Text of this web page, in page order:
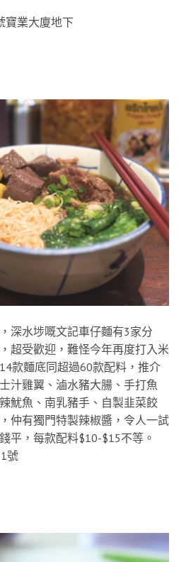
寶業大廈地下
深水埗嘅文記車仔麵有3家分
超受歡迎，難怪今年再度打入米
款麵底同超過60款配料，推介
汁雞翼、滷水豬大腸、手打魚
魷魚、南乳豬手、自製韭菜餃
仲有獨門特製辣椒醬，令人一試
平，每款配料$10-$15不等。
號